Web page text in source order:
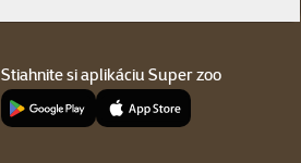
Stiahnite si aplikáciu Super zoo